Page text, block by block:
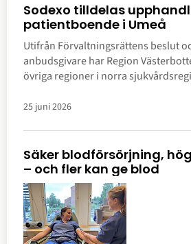
Sodexo tilldelas
patientboende i Umeå
Utifrån Förvaltningsrättens beslut
anbudsgivare har Region
övriga regioner i norra
Umeå.
25 juni 2026
Säker blodförsörjning,
– och fler kan ge blod